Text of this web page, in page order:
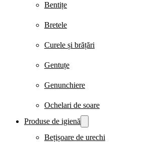
Bentițe
Bretele
Curele și brățări
Gentuțe
Genunchiere
Ochelari de soare
Produse de igienă
Bețișoare de urechi